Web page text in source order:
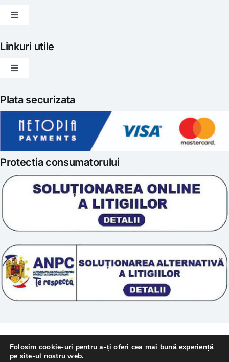
Toggle
Articole
Gatit creativ
Iubim fructele
Scoala „Sanatate 5D”
Tratamente naturale
Linkuri utile
Toggle
Politica de livrare
Politica de retur
Prelucrarea datelor
Termeni si conditii
Politica cookie
Plata securizata
Protectia consumatorului
© 2011 – [year] Fundatia Simile. Toate drepturile
rezervate.
Folosim cookie-uri pentru a-ți oferi cea mai bună experiență
pe site-ul nostru web.